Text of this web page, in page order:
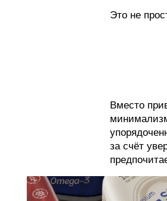
Это не
Вместо
за счёт